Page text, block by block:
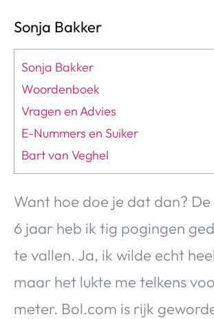
Food & Drinks
Sonja Bakker
Sonja Bakker
Woordenboek
Vragen en Advies
E-Nummers en Suiker
Bart van Veghel
Want hoe doe je dat dan?
6 jaar heb ik tig pogingen
te vallen. Ja, ik wilde echt
maar het lukte me telkens
meter. Bol.com is rijk